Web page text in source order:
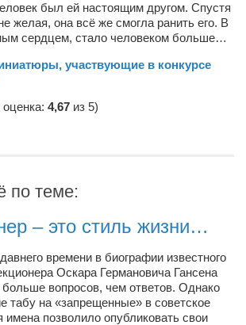
Скорук
психиатр–нарколог Анплеев А.Б.
отделение КП Сумская
городская клиническая больница №4
Оптика — Медтехника
-центр независимых дистрибьюторов
был ей настоящим другом. Спустя
желая, она всё же смогла ранить его. В
сердцем, стало человеком больше…
участвующие в конкурсе
оценка: 4,67 из 5)
по теме:
– это стиль жизни…
времени в биографии известного
Оскара Германовича Гансена
вопросов, чем ответов. Однако
табу на «запрещенные» в советское
имена позволило опубликовать свои